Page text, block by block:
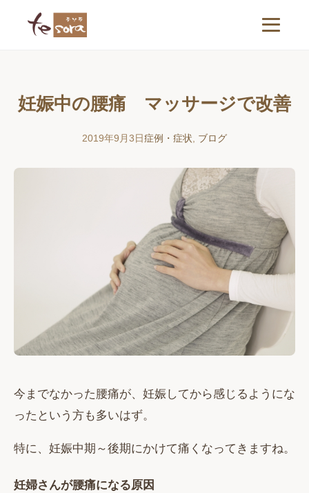
妊娠中の腰痛 マッサージで改善
2019年9月3日症例・症状 ブログ
今までなかった腰痛が、妊娠してから感じるようにな
ったという方も多いはず。
特に、妊娠中期～後期にかけて痛くなってきますね。
妊婦さんが腰痛になる原因